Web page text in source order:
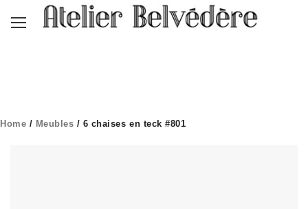
Home / Meubles / 6 chaises en teck #801